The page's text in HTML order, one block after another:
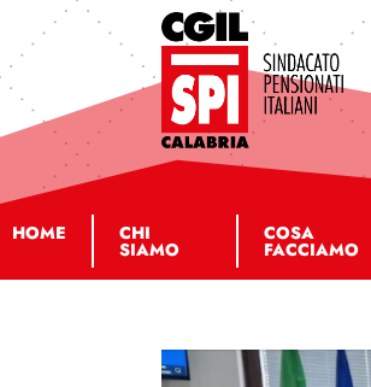
HOME CHI
SIAMO
COSA
FACCIAMO